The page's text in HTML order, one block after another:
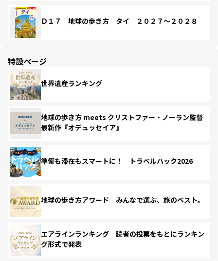
Ｄ１７ 地球の歩き方 タイ ２０２７～２０２８
特設ページ
世界遺産ランキング
地球の歩き方 meets クリストファー・ノーラン監督
最新作『オデュッセイア』
準備も滞在もスマートに！ トラベルハック2026
地球の歩き方アワード みんなで選ぶ、旅のベスト。
エアラインランキング 読者の投票をもとにランキン
グ形式で発表